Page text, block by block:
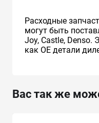
Расходные
могут быть
Joy, Castle, Denso.
как ОЕ детали
Вас так же